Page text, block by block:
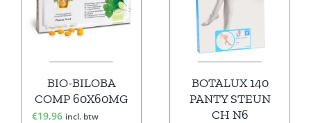
BIO-BILOBA
COMP 60X60MG
€19,96 incl. btw
BOTALUX 140
PANTY STEUN
CH N6